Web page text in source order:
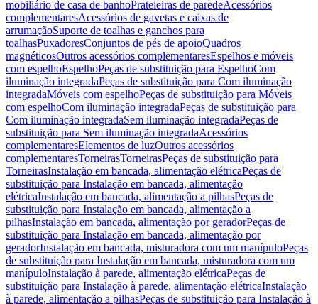
mobiliário de casa de banhoPrateleiras de paredeAcessórios
complementaresAcessórios de gavetas e caixas de
arrumaçãoSuporte de toalhas e ganchos para
toalhasPuxadoresConjuntos de pés de apoioQuadros
magnéticosOutros acessórios complementaresEspelhos e móveis
com espelhoEspelhoPeças de substituição para EspelhoCom
iluminação integradaPeças de substituição para Com iluminação
integradaMóveis com espelhoPeças de substituição para Móveis
com espelhoCom iluminação integradaPeças de substituição para
Com iluminação integradaSem iluminação integradaPeças de
substituição para Sem iluminação integradaAcessórios
complementaresElementos de luzOutros acessórios
complementaresTorneirasTorneirasPeças de substituição para
TorneirasInstalação em bancada, alimentação elétricaPeças de
substituição para Instalação em bancada, alimentação
elétricaInstalação em bancada, alimentação a pilhasPeças de
substituição para Instalação em bancada, alimentação a
pilhasInstalação em bancada, alimentação por geradorPeças de
substituição para Instalação em bancada, alimentação por
geradorInstalação em bancada, misturadora com um manípuloPeças
de substituição para Instalação em bancada, misturadora com um
manípuloInstalação à parede, alimentação elétricaPeças de
substituição para Instalação à parede, alimentação elétricaInstalação
à parede, alimentação a pilhasPeças de substituição para Instalação à